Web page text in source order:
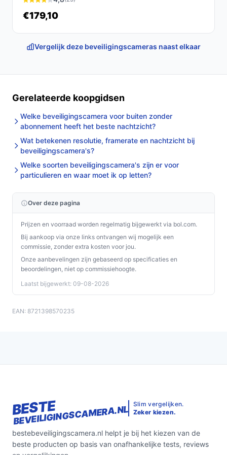
Specificaties in mensentaal
of HD; handig voor herkenning van objecten en
Nachtzicht:maakt het mogelijk beelden te blijven
welk type nachtzicht is toegepast.
Inclusief 64GB SD‑kaart:directe lokale opslag
zonder cloud; let op of je extra opslag wilt of
cloud‑opties nodig hebt.
USB‑voeding:eenvoudig aan te sluiten op een
USB‑stopcontact; kijk of de kabel‑lengte en adapter
praktisch zijn voor jouw locatie.
Ingebouwde microfoon en speaker:twee‑weg
audio voor luisteren en praten via de app.
betekent dat de camera compatibel kan zijn
compatibiliteit bij je NVR.
Inclusief montagemateriaal, geen muurbeugel:
bevat bevestigingsmateriaal, maar geen aparte
muurbeugel; kijk of de meegeleverde onderdelen
volstaan voor je montagewens.
CE‑keurmerk:
Is dit geschikt voor thuisgebruik / intensief gebruik /
dagelijks gebruik?
Ja voor normaal dagelijks huiselijk toezicht: de camera
€179,10
Vergelijk deze beveiligingscameras naast elkaar
Gerelateerde koopgidsen
Welke beveiligingscamera voor buiten zonder
abonnement heeft het beste nachtzicht?
Wat betekenen resolutie, framerate en nachtzicht bij
beveiligingscamera's?
Welke soorten beveiligingscamera's zijn er voor
particulieren en waar moet ik op letten?
Over deze pagina
Prijzen en voorraad worden regelmatig bijgewerkt via bol.com.
Bij aankoop via onze links ontvangen wij mogelijk een
commissie, zonder extra kosten voor jou.
Onze aanbevelingen zijn gebaseerd op specificaties en
beoordelingen, niet op commissiehoogte.
Laatst bijgewerkt: 09-08-2026
EAN: 8721398570235
BESTE
BEVEILIGINGSCAMERA.NL Slim vergelijken.
Zeker kiezen.
bestebeveiligingscamera.nl helpt je bij het kiezen van de
beste producten op basis van onafhankelijke tests, reviews